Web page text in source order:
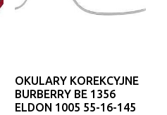
OKULARY KOREKCYJNE
BURBERRY BE 1356
ELDON 1005 55-16-145